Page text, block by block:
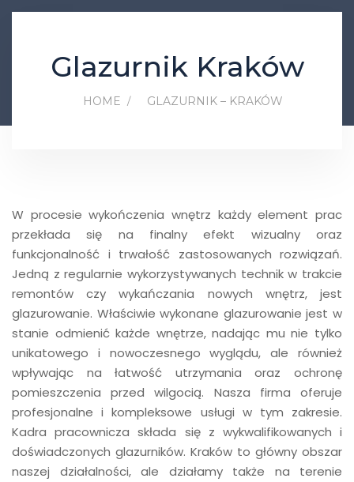
Glazurnik Kraków
HOME GLAZURNIK – KRAKÓW
W procesie wykończenia wnętrz każdy element prac
przekłada się na finalny efekt wizualny oraz
funkcjonalność i trwałość zastosowanych rozwiązań.
Jedną z regularnie wykorzystywanych technik w trakcie
remontów czy wykańczania nowych wnętrz, jest
glazurowanie. Właściwie wykonane glazurowanie jest w
stanie odmienić każde wnętrze, nadając mu nie tylko
unikatowego i nowoczesnego wyglądu, ale również
wpływając na łatwość utrzymania oraz ochronę
pomieszczenia przed wilgocią. Nasza firma oferuje
profesjonalne i kompleksowe usługi w tym zakresie.
Kadra pracownicza składa się z wykwalifikowanych i
doświadczonych glazurników. Kraków to główny obszar
naszej działalności, ale działamy także na terenie